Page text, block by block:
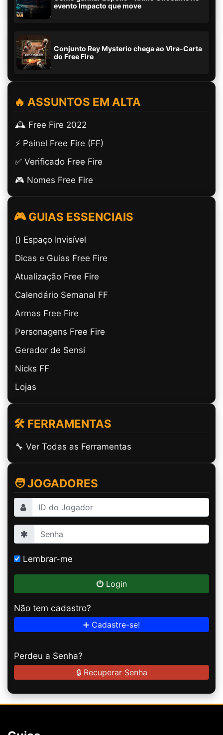
evento Impacto que move
Conjunto Rey Mysterio chega ao Vira-Carta
do Free Fire
🔥 ASSUNTOS EM ALTA
🕰️ Free Fire 2022
⚡ Painel Free Fire (FF)
✅ Verificado Free Fire
🎮 Nomes Free Fire
🎮 GUIAS ESSENCIAIS
(ㅤ) Espaço Invisível
Dicas e Guias Free Fire
Atualização Free Fire
Calendário Semanal FF
Armas Free Fire
Personagens Free Fire
Gerador de Sensi
Nicks FF
Lojas
🛠️ FERRAMENTAS
🔧 Ver Todas as Ferramentas
🧑 JOGADORES
Lembrar-me
Login
Não tem cadastro?
➕ Cadastre-se!
Perdeu a Senha?
🔒 Recuperar Senha